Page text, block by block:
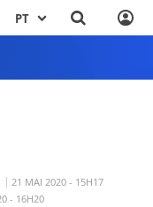
PT
21 MAI 2020 - 15H17
- 16H20